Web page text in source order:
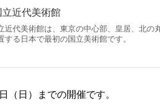
立近代美術館
近代美術館は、東京の中心部、皇居、北
する日本で最初の国立美術館です。
（日）までの開催です。